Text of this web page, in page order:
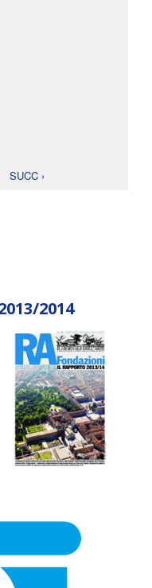
SUCC ›
2014